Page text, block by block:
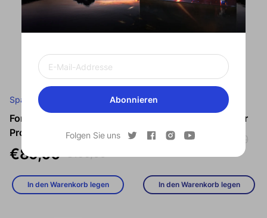
Abonnieren
Folgen Sie uns
Sparen
Formovie Xming Mini
Projector Q1 SE
Verkaufspreis
€89,00
In den Warenkorb legen
Ausverkauft
Formovie Lasergravierer
€269,00
Regulärer
In den Warenkorb legen